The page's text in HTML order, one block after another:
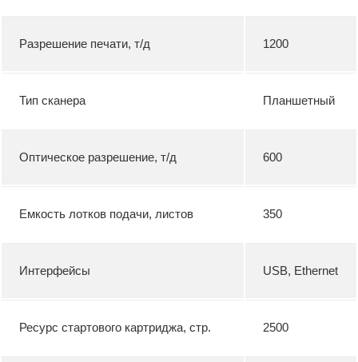
Разрешение печати, т/д 1200
Тип сканера Планшетный
Оптическое разрешение, т/д 600
Емкость лотков подачи, листов 350
Интерфейсы USB, Ethernet
Ресурс стартового картриджа, стр. 2500